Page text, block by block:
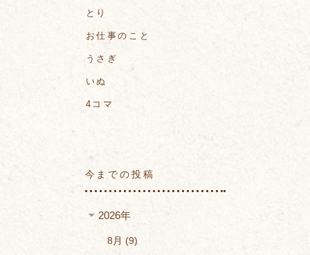
とり
お仕事のこと
うさぎ
いぬ
4コマ
今までの投稿
2026年
8月
9